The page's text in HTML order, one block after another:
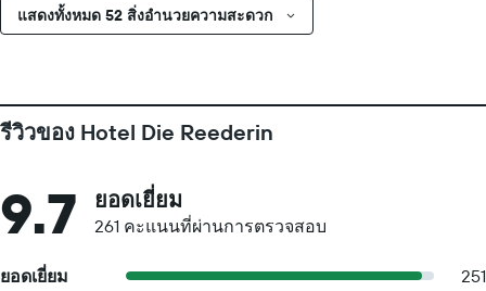
แสดงทั้งหมด 52 สิ่งอำนวยความสะดวก
รีวิวของ Hotel Die Reederin
9.7 ยอดเยี่ยม
261 คะแนนที่ผ่านการตรวจสอบ
ยอดเยี่ยม
251